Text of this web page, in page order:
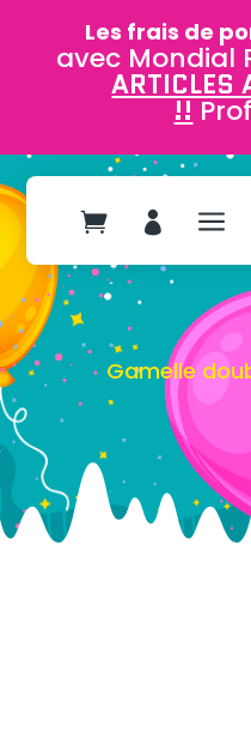
Les frais de
avec Mondial
ARTICLES
!!
  a
Gamelle